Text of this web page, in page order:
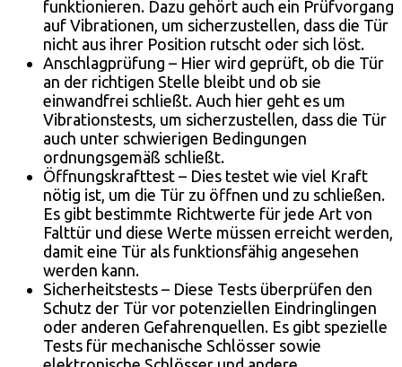
funktionieren. Dazu gehört auch ein Prüfvorgang
auf Vibrationen, um sicherzustellen, dass die Tür
nicht aus ihrer Position rutscht oder sich löst.
Anschlagprüfung – Hier wird geprüft, ob die Tür
an der richtigen Stelle bleibt und ob sie
einwandfrei schließt. Auch hier geht es um
Vibrationstests, um sicherzustellen, dass die Tür
auch unter schwierigen Bedingungen
ordnungsgemäß schließt.
Öffnungskrafttest – Dies testet wie viel Kraft
nötig ist, um die Tür zu öffnen und zu schließen.
Es gibt bestimmte Richtwerte für jede Art von
Falttür und diese Werte müssen erreicht werden,
damit eine Tür als funktionsfähig angesehen
werden kann.
Sicherheitstests – Diese Tests überprüfen den
Schutz der Tür vor potenziellen Eindringlingen
oder anderen Gefahrenquellen. Es gibt spezielle
Tests für mechanische Schlösser sowie